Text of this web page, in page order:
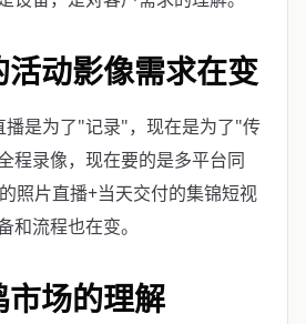
动影像需求在变
播是为了"记录"，现在是为了"传
程录像，现在要的是多平台同
照片直播+当天交付的集锦短视
和流程也在变。
场的理解